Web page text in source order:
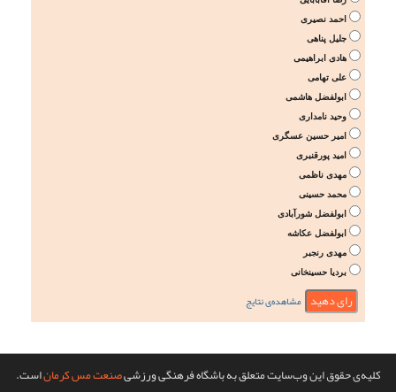
احمد نصیری
جلیل پناهی
هادی ابراهیمی
علی تهامی
ابولفضل هاشمی
وحید نامداری
امیر حسین عسگری
امید پورقنبری
مهدی ناظمی
محمد حسینی
ابولفضل شورآبادی
ابولفضل عکاشه
مهدی رنجبر
بردیا حسینخانی
مشاهده‌ی نتایج
کلیه‌ی حقوق این وب‌سایت متعلق به باشگاه فرهنگی ورزشیصنعت مس کرماناست.